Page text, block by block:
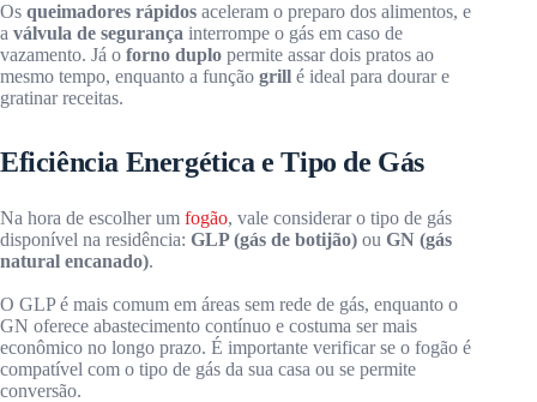
Os queimadores rápidos aceleram o preparo dos alimentos, e
a válvula de segurança interrompe o gás em caso de
vazamento. Já o forno duplo permite assar dois pratos ao
mesmo tempo, enquanto a função grill é ideal para dourar e
gratinar receitas.
Eficiência Energética e Tipo de Gás
Na hora de escolher um fogão, vale considerar o tipo de gás
disponível na residência: GLP (gás de botijão) ou GN (gás
natural encanado).
O GLP é mais comum em áreas sem rede de gás, enquanto o
GN oferece abastecimento contínuo e costuma ser mais
econômico no longo prazo. É importante verificar se o fogão é
compatível com o tipo de gás da sua casa ou se permite
conversão.